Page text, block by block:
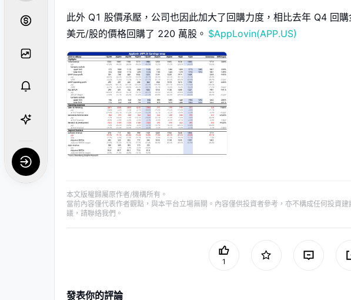
此外 Q1 股價承壓，公司也因此加大了回購力度，相比去年 Q4 回
美元/股的價格回購了 220 萬股。 $AppLovin(APP.US)
本文版權歸屬原作者/機構所有。
當前內容僅代表作者觀點，與本平台立場無關。內容僅供投資者參考，亦不構成任何投資
議，請聯絡我們。
1
發表你的評論